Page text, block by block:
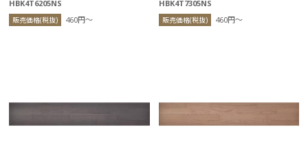
HBK4T6205NS
販売価格(税抜) 460円〜
HBK4T7305NS
販売価格(税抜) 460円〜